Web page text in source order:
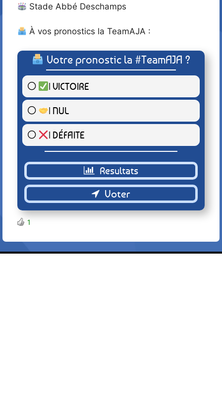
Stade Abbé Deschamps
À vos pronostics la TeamAJA :
Votre pronostic la #TeamAJA ?
| VICTOIRE
| NUL
| DÉFAITE
Retour
1